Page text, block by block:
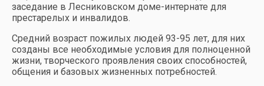
заседание в Лесниковском доме-интернате для
престарелых и инвалидов.
Средний возраст пожилых людей 93-95 лет, для них
созданы все необходимые условия для полноценной
жизни, творческого проявления своих способностей,
общения и базовых жизненных потребностей.